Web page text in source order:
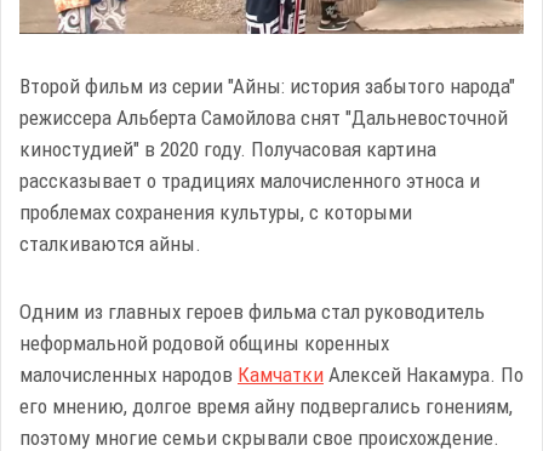
Второй фильм из серии "Айны: история забытого народа"
режиссера Альберта Самойлова снят "Дальневосточной
киностудией" в 2020 году. Получасовая картина
рассказывает о традициях малочисленного этноса и
проблемах сохранения культуры, с которыми
сталкиваются айны.
Одним из главных героев фильма стал руководитель
неформальной родовой общины коренных
малочисленных народов Камчатки Алексей Накамура. По
его мнению, долгое время айну подвергались гонениям,
поэтому многие семьи скрывали свое происхождение.